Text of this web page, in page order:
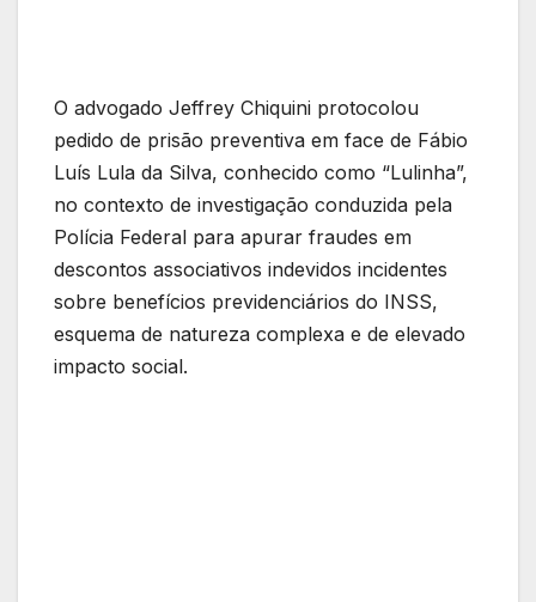
O advogado Jeffrey Chiquini protocolou
pedido de prisão preventiva em face de Fábio
Luís Lula da Silva, conhecido como “Lulinha”,
no contexto de investigação conduzida pela
Polícia Federal para apurar fraudes em
descontos associativos indevidos incidentes
sobre benefícios previdenciários do INSS,
esquema de natureza complexa e de elevado
impacto social.